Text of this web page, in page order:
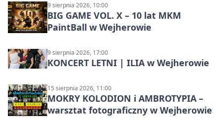
9 sierpnia 2026, 10:00
BIG GAME VOL. X – 10 lat MKM
PaintBall w Wejherowie
9 sierpnia 2026, 17:00
KONCERT LETNI | ILIA w Wejherowie
15 sierpnia 2026, 11:00
MOKRY KOLODION i AMBROTYPIA –
warsztat fotograficzny w Wejherowie